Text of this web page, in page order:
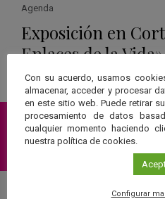
Agenda
Exposición en
Enlaces de la Vida»
Leer más
Suscríbete a
Con su acuerdo, usamos
almacenar, acceder y procesar
en este sitio web. Puede retirar
procesamiento de datos
cualquier momento haciendo
nuestra política de cookies.
Configurar